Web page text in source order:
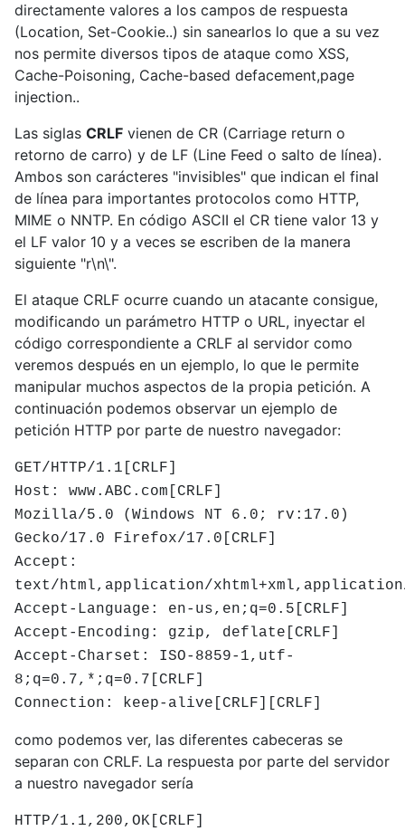
directamente valores a los campos de respuesta
(Location, Set-Cookie..) sin sanearlos lo que a su vez
nos permite diversos tipos de ataque como XSS,
Cache-Poisoning, Cache-based defacement,page
injection..
Las siglas CRLF vienen de CR (Carriage return o
retorno de carro) y de LF (Line Feed o salto de línea).
Ambos son carácteres "invisibles" que indican el final
de línea para importantes protocolos como HTTP,
MIME o NNTP. En código ASCII el CR tiene valor 13 y
el LF valor 10 y a veces se escriben de la manera
siguiente "r\n\".
El ataque CRLF ocurre cuando un atacante consigue,
modificando un parámetro HTTP o URL, inyectar el
código correspondiente a CRLF al servidor como
veremos después en un ejemplo, lo que le permite
manipular muchos aspectos de la propia petición. A
continuación podemos observar un ejemplo de
petición HTTP por parte de nuestro navegador:
GET/HTTP/1.1[CRLF]
Host: www.ABC.com[CRLF]
Mozilla/5.0 (Windows NT 6.0; rv:17.0)
Gecko/17.0 Firefox/17.0[CRLF]
Accept:
text/html,application/
Accept-Language: en-us,en;q=0.5[CRLF]
Accept-Encoding: gzip, deflate[CRLF]
Accept-Charset: ISO-8859-1,utf-
8;q=0.7,*;q=0.7[CRLF]
Connection: keep-alive[CRLF][CRLF]
como podemos ver, las diferentes cabeceras se
separan con CRLF. La respuesta por parte del servidor
a nuestro navegador sería
HTTP/1.1,200,OK[CRLF]